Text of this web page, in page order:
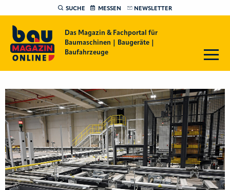
SUCHE MESSEN NEWSLETTER
Das Magazin & Fachportal für
Baumaschinen | Baugeräte |
Baufahrzeuge